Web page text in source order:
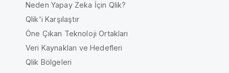
Neden Yapay Zeka İçin Qlik?
Qlik'i Karşılaştır
Öne Çıkan Teknoloji Ortakları
Veri Kaynakları ve Hedefleri
Qlik Bölgeleri